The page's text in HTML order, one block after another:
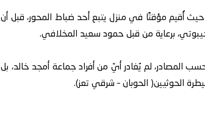
حيث أُقيم مؤقتًا في منزل يتبع أحد ضباط المحور، قبل أن
برعاية من قبل حمود سعيد المخلافي.
المصادر، لم يُغادر أيّ من أفراد جماعة أمجد خالد، بل
الحوثيين( الحوبان – شرقي تعز).